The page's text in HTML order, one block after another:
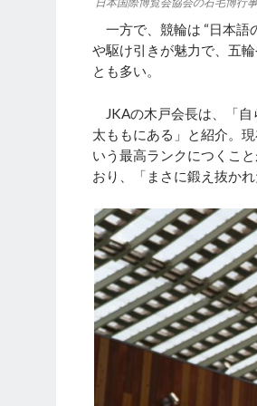
一方で、競輪は “日本語
や駆け引きが魅力で、五
とも多い。
JKAの木戸会長は、「自
太ももにある」と紹介。
いう最高ランクにつくこ
おり、「まさに鍛え抜か